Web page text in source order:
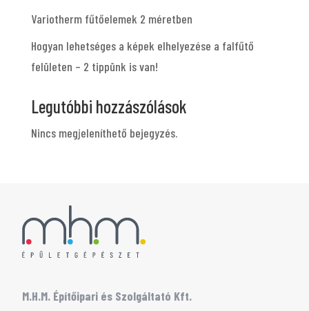
Variotherm fűtőelemek 2 méretben
Hogyan lehetséges a képek elhelyezése a falfűtő
felületen – 2 tippünk is van!
Legutóbbi hozzászólások
Nincs megjeleníthető bejegyzés.
M.H.M. Építőipari és Szolgáltató Kft.